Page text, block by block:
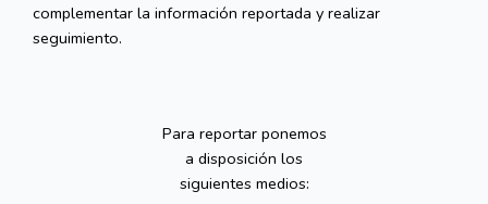
complementar la información reportada y realizar
seguimiento.
Para reportar ponemos
a disposición los
siguientes medios: